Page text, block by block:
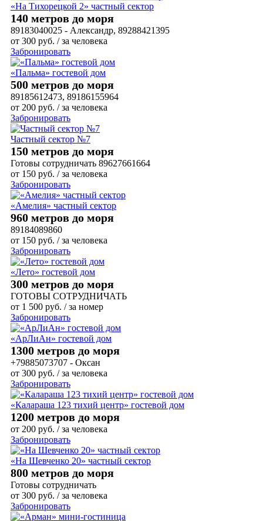
«На Тихорецкой 2» частный сектор
140 метров до моря
89183040025 - Александр, 89288421395
от 300 руб. / за человека
Забронировать
«Пальма» гостевой дом
500 метров до моря
89185612473, 89186155964
от 200 руб. / за человека
Забронировать
Частный сектор №7
150 метров до моря
Готовы сотрудничать 89627661664
от 150 руб. / за человека
Забронировать
«Амелия» частный сектор
960 метров до моря
89184089860
от 150 руб. / за человека
Забронировать
«Лето» гостевой дом
300 метров до моря
ГОТОВЫ СОТРУДНИЧАТЬ
от 1 500 руб. / за номер
Забронировать
«АрЛиАн» гостевой дом
1300 метров до моря
+79885073707 - Оксан
от 300 руб. / за человека
Забронировать
«Калараша 123 тихий центр» гостевой дом
1200 метров до моря
от 200 руб. / за человека
Забронировать
«На Шевченко 20» частный сектор
800 метров до моря
Готовы сотрудничать
от 300 руб. / за человека
Забронировать